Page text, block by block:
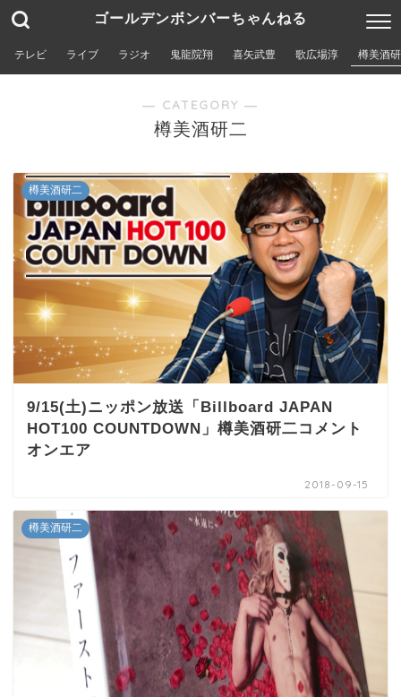
ゴールデンボンバーちゃんねる
テレビ ライブ ラジオ 鬼龍院翔 喜矢武豊 歌広場淳 樽美酒
― CATEGORY ―
樽美酒研二
樽美酒研二
9/15(土)ニッポン放送「Billboard JAPAN
HOT100 COUNTDOWN」樽美酒研二コメント
オンエア
2018-09-15
樽美酒研二